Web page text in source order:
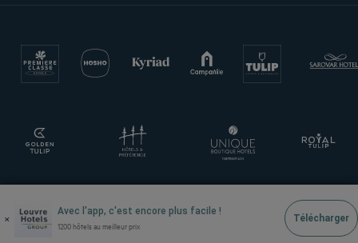
× Avec l'app, c'est encore plus facile !
1200 hôtels au meilleur prix
Télécharger